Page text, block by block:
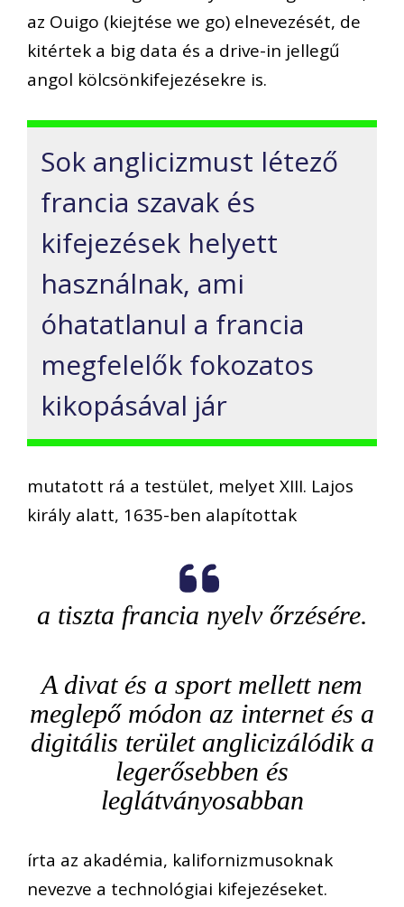
az Ouigo (kiejtése we go) elnevezését, de
kitértek a big data és a drive-in jellegű
angol kölcsönkifejezésekre is.
Sok anglicizmust létező
francia szavak és
kifejezések helyett
használnak, ami
óhatatlanul a francia
megfelelők fokozatos
kikopásával jár
mutatott rá a testület, melyet XIII. Lajos
király alatt, 1635-ben alapítottak
a tiszta francia nyelv őrzésére.
A divat és a sport mellett nem
meglepő módon az internet és a
digitális terület anglicizálódik a
legerősebben és
leglátványosabban
írta az akadémia, kalifornizmusoknak
nevezve a technológiai kifejezéseket.